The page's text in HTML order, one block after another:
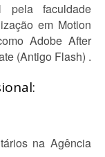
pela faculdade
em Motion
Adobe After
(Antigo Flash) .
na Agência